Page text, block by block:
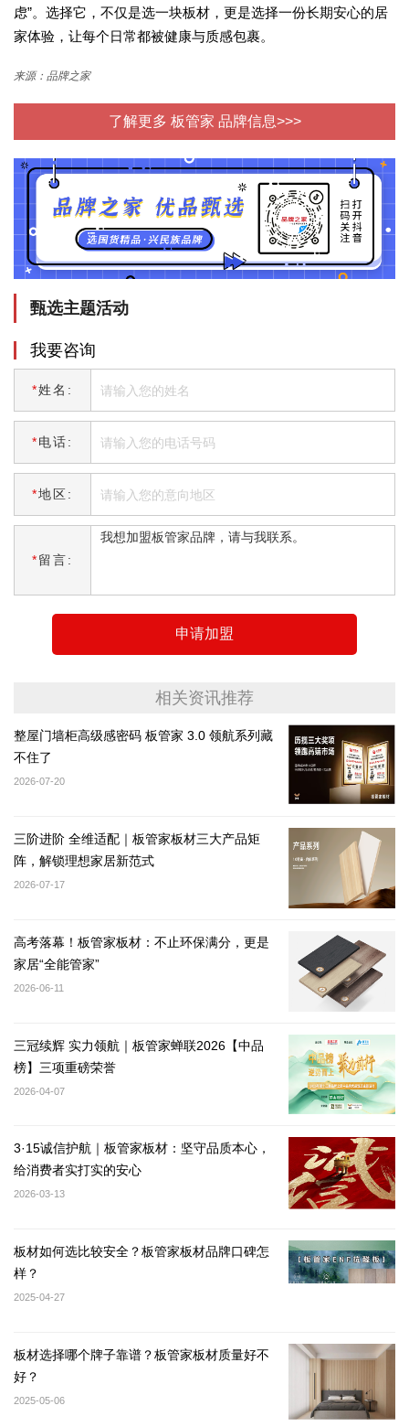
虑”。选择它，不仅是选一块板材，更是选择一份长期安心的居
家体验，让每个日常都被健康与质感包裹。
来源：品牌之家
了解更多 板管家 品牌信息>>>
甄选主题活动
我要咨询
*姓名:
*电话:
*地区:
*留言:
申请加盟
相关资讯推荐
整屋门墙柜高级感密码 板管家 3.0 领航系列藏
不住了
2026-07-20
三阶进阶 全维适配｜板管家板材三大产品矩
阵，解锁理想家居新范式
2026-07-17
高考落幕！板管家板材：不止环保满分，更是
家居“全能管家”
2026-06-11
三冠续辉 实力领航｜板管家蝉联2026【中品
榜】三项重磅荣誉
2026-04-07
3·15诚信护航｜板管家板材：坚守品质本心，
给消费者实打实的安心
2026-03-13
板材如何选比较安全？板管家板材品牌口碑怎
样？
2025-04-27
板材选择哪个牌子靠谱？板管家板材质量好不
好？
2025-05-06